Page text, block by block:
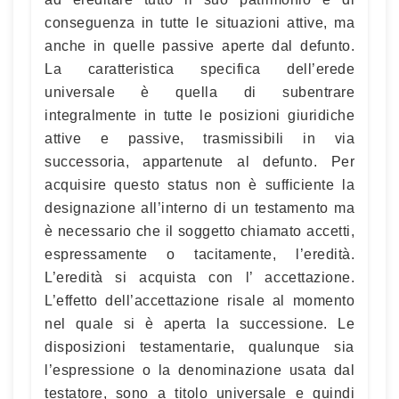
conseguenza in tutte le situazioni attive, ma
anche in quelle passive aperte dal defunto.
La caratteristica specifica dell’erede
universale è quella di subentrare
integralmente in tutte le posizioni giuridiche
attive e passive, trasmissibili in via
successoria, appartenute al defunto. Per
acquisire questo status non è sufficiente la
designazione all’interno di un testamento ma
è necessario che il soggetto chiamato accetti,
espressamente o tacitamente, l’eredità.
L’eredità si acquista con l’ accettazione.
L’effetto dell’accettazione risale al momento
nel quale si è aperta la successione. Le
disposizioni testamentarie, qualunque sia
l’espressione o la denominazione usata dal
testatore, sono a titolo universale e quindi